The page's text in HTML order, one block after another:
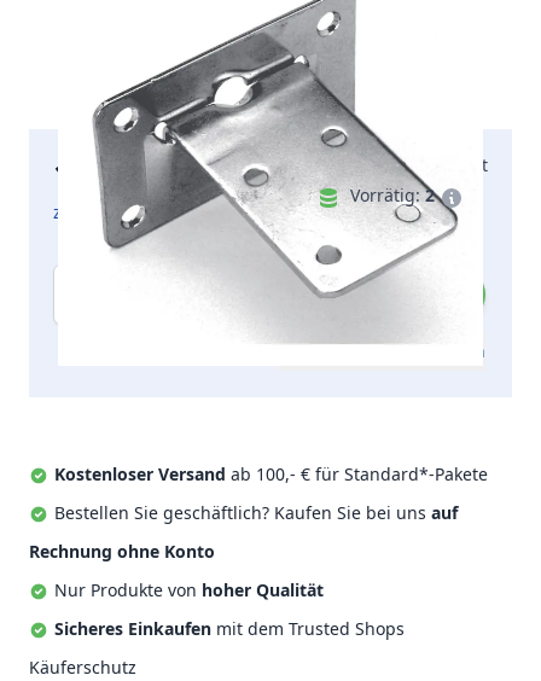
16,25 €
inkl. MwSt.
zzgl. Versandkosten
Morgen geliefert
Vorrätig: 2
Menge
Zum Angebot hinzufügen
Kostenloser Versand ab 100,- € für Standard*-Pakete
Bestellen Sie geschäftlich? Kaufen Sie bei uns auf
Rechnung ohne Konto
Nur Produkte von hoher Qualität
Sicheres Einkaufen mit dem Trusted Shops
Käuferschutz